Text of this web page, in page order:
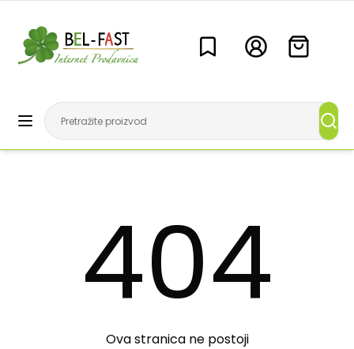
404
Ova stranica ne postoji